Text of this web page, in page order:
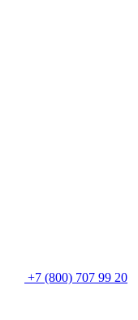
+7 (800) 707 99 20